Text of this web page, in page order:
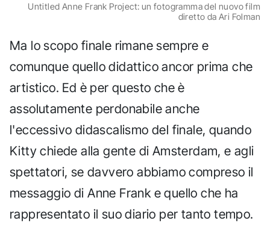
Untitled Anne Frank Project: un fotogramma del nuovo film
diretto da Ari Folman
Ma lo scopo finale rimane sempre e
comunque quello didattico ancor prima che
artistico. Ed è per questo che è
assolutamente perdonabile anche
l'eccessivo didascalismo del finale, quando
Kitty chiede alla gente di Amsterdam, e agli
spettatori, se davvero abbiamo compreso il
messaggio di Anne Frank e quello che ha
rappresentato il suo diario per tanto tempo.